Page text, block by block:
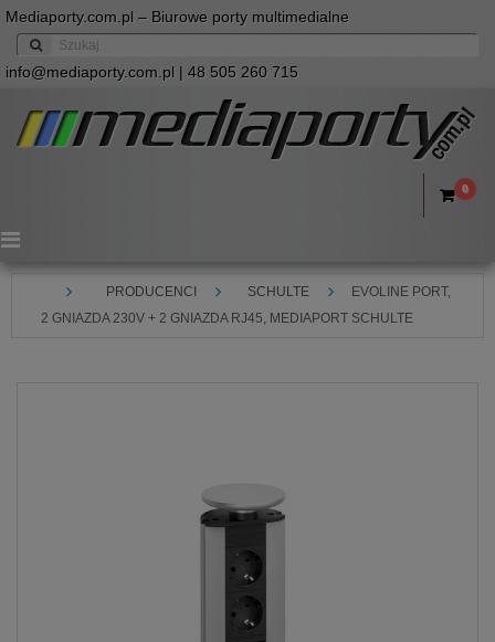
Mediaporty.com.pl – Biurowe porty multimedialne
info@mediaporty.com.pl | 48 505 260 715
0
Menu
PRODUCENCI SCHULTE
EVOLINE PORT,
2 GNIAZDA 230V + 2 GNIAZDA RJ45, MEDIAPORT SCHULTE